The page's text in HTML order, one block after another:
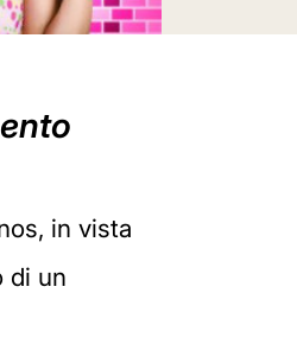
in vista
di un